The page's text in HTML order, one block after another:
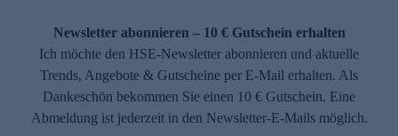
Newsletter abonnieren – 10 € Gutschein erhalten
Ich möchte den HSE-Newsletter abonnieren und aktuelle
Trends, Angebote & Gutscheine per E-Mail erhalten. Als
Dankeschön bekommen Sie einen 10 € Gutschein. Eine
Abmeldung ist jederzeit in den Newsletter-E-Mails möglich.